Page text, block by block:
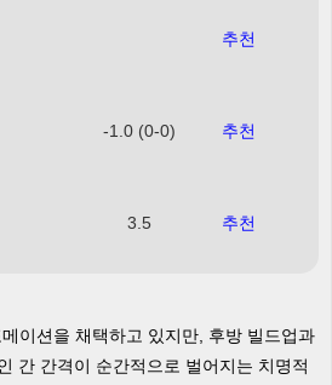
추천
-1.0 (0-0) 추천
3.5 추천
이션을 채택하고 있지만, 후방 빌드업과
간 간격이 순간적으로 벌어지는 치명적